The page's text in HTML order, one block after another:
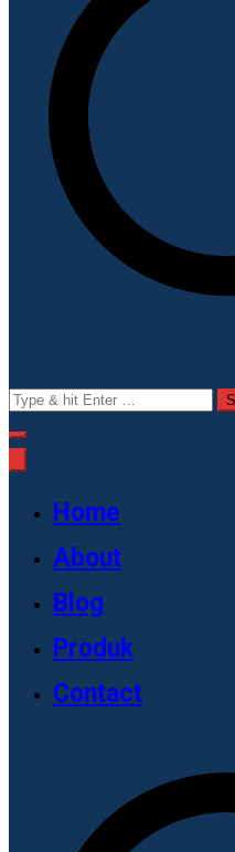
Search
for:
Home
About
Blog
Produk
Contact